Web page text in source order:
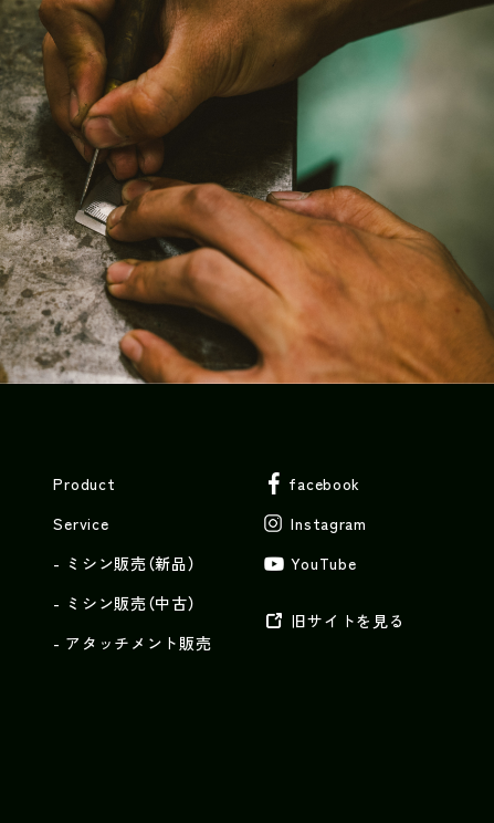
Product
Service
ミシン販売（新品）
ミシン販売（中古）
アタッチメント販売
facebook
Instagram
YouTube
旧サイトを見る